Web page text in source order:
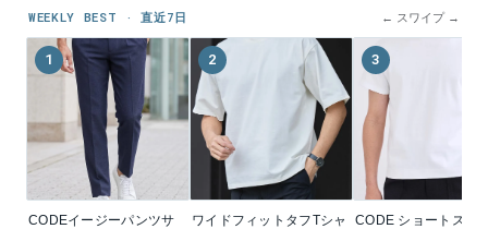
WEEKLY BEST · 直近7日 ← スワイプ →
1
CODEイージーパンツサ
2
ワイドフィットタフTシャ
3
CODE ショートスリ